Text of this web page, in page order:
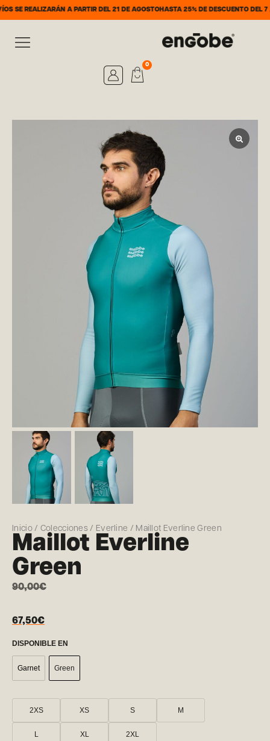
A PARTIR DEL 21 DE AGOSTOHASTA 25% DE DESCUENTO DEL 7 AL 31 DE
0
Inicio/ Colecciones / Everline / Maillot Everline Green
Maillot Everline
Green
90,00€
67,50€
DISPONIBLE EN
Garnet Green
2XS XS S M
L XL 2XL